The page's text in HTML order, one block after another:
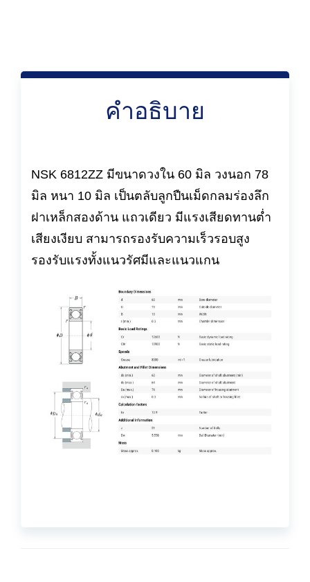
คำอธิบาย
NSK 6812ZZ มีขนาดวงใน 60 มิล วงนอก 78
มิล หนา 10 มิล เป็นตลับลูกปืนเม็ดกลมร่องลึก
ฝาเหล็กสองด้าน แถวเดียว มีแรงเสียดทานต่ำ
เสียงเงียบ สามารถรองรับความเร็วรอบสูง
รองรับแรงทั้งแนวรัศมีและแนวแกน